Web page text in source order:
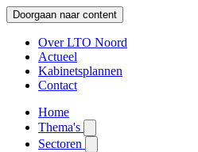
Doorgaan naar content
Over LTO Noord
Actueel
Kabinetsplannen
Contact
Home
Thema's
Sectoren